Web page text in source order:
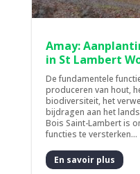
Amay:
in St Lambert
De fundamentele
produceren van hout,
biodiversiteit, het
bijdragen aan het
Bois Saint-Lambert is
functies te versterken...
En savoir plus